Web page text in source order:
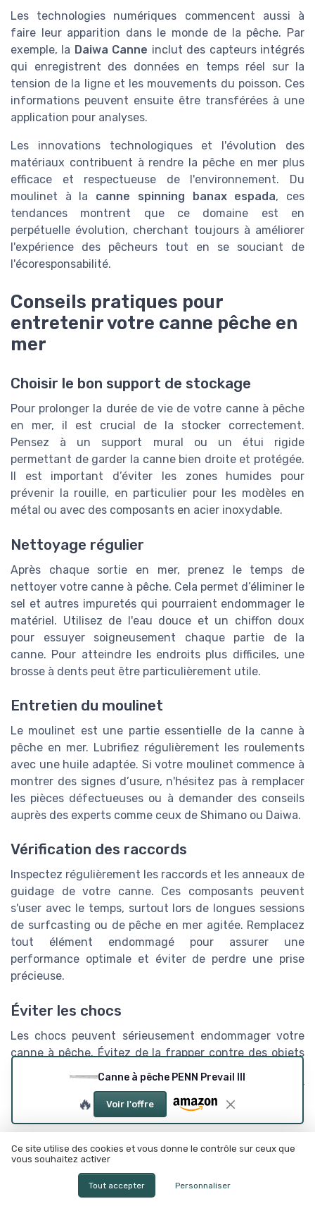
Les technologies numériques commencent aussi à
faire leur apparition dans le monde de la pêche. Par
exemple, la Daiwa Canne inclut des capteurs intégrés
qui enregistrent des données en temps réel sur la
tension de la ligne et les mouvements du poisson. Ces
informations peuvent ensuite être transférées à une
application pour analyses.
Les innovations technologiques et l'évolution des
matériaux contribuent à rendre la pêche en mer plus
efficace et respectueuse de l'environnement. Du
moulinet à la canne spinning banax espada, ces
tendances montrent que ce domaine est en
perpétuelle évolution, cherchant toujours à améliorer
l'expérience des pêcheurs tout en se souciant de
l'écoresponsabilité.
Conseils pratiques pour
entretenir votre canne pêche en
mer
Choisir le bon support de stockage
Pour prolonger la durée de vie de votre canne à pêche
en mer, il est crucial de la stocker correctement.
Pensez à un support mural ou un étui rigide
permettant de garder la canne bien droite et protégée.
Il est important d’éviter les zones humides pour
prévenir la rouille, en particulier pour les modèles en
métal ou avec des composants en acier inoxydable.
Nettoyage régulier
Après chaque sortie en mer, prenez le temps de
nettoyer votre canne à pêche. Cela permet d’éliminer le
sel et autres impuretés qui pourraient endommager le
matériel. Utilisez de l'eau douce et un chiffon doux
pour essuyer soigneusement chaque partie de la
canne. Pour atteindre les endroits plus difficiles, une
brosse à dents peut être particulièrement utile.
Entretien du moulinet
Le moulinet est une partie essentielle de la canne à
pêche en mer. Lubrifiez régulièrement les roulements
avec une huile adaptée. Si votre moulinet commence à
montrer des signes d’usure, n'hésitez pas à remplacer
les pièces défectueuses ou à demander des conseils
auprès des experts comme ceux de Shimano ou Daiwa.
Vérification des raccords
Inspectez régulièrement les raccords et les anneaux de
guidage de votre canne. Ces composants peuvent
s'user avec le temps, surtout lors de longues sessions
de surfcasting ou de pêche en mer agitée. Remplacez
tout élément endommagé pour assurer une
performance optimale et éviter de perdre une prise
précieuse.
Éviter les chocs
Les chocs peuvent sérieusement endommager votre
canne à pêche. Évitez de la frapper contre des objets
durs et faites attention lors du transport. Utiliser un
étui de transport est souvent une bonne idée pour
protéger votre matériel.
Astuces de pros
Les experts en pêche comme Jean-Pierre Faure,
rédacteur pourPêche Magazine
l’importance d’un entretien régulier et méticuleux. «
Canne à pêche PENN Prevail III
🔥 Voir l'offre
Ce site utilise des cookies et vous donne le contrôle sur ceux que
vous souhaitez activer
Tout accepter Personnaliser